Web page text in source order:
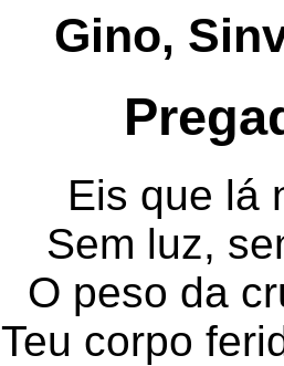
Gino,
Eis que lá
Sem luz,
O peso da
Teu corpo